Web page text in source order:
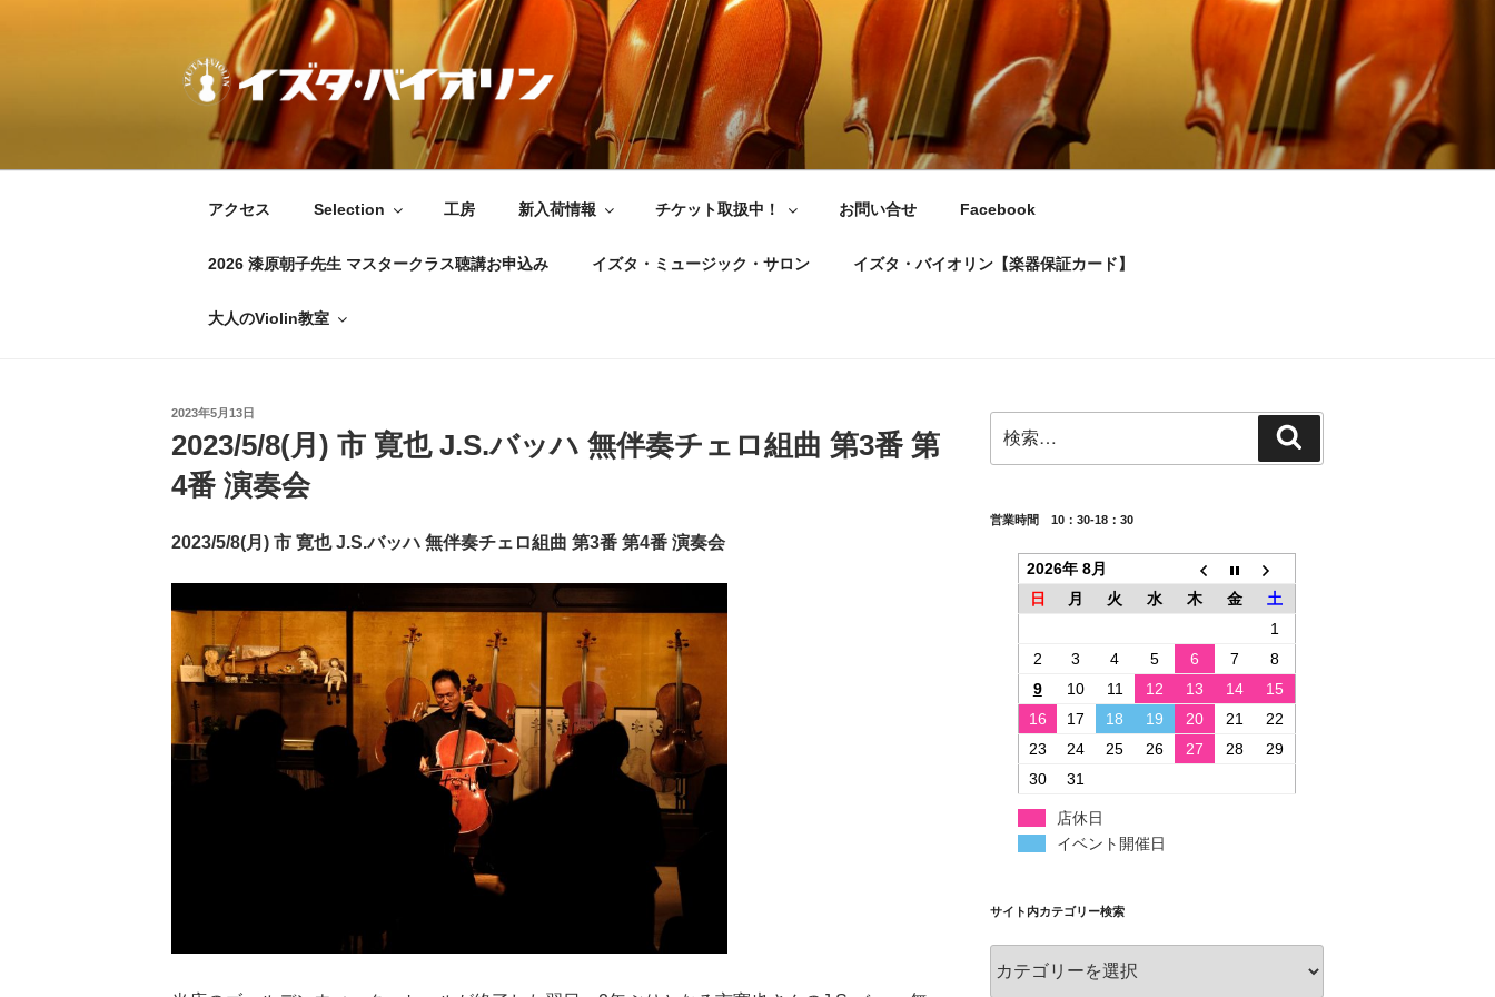
ス
IZUTA-VIOLIN
イズタ・バイオリン
アクセス Selection 工房 新入荷情報 チケット取扱中！ お問い合せ Facebook
2026 漆原朝子先生 マスタークラス聴講お申込み イズタ・ミュージック・サロン イズタ・バイオリン【楽器保証カード】
大人のViolin教室
投
日:
2023年5月13日
2023/5/8(月) 市 寛也 J.S.バッハ 無伴奏チェロ組曲 第3番 第
4番 演奏会
2023/5/8(月) 市 寛也 J.S.バッハ 無伴奏チェロ組曲 第3番 第4番 演奏会
索:
索
営業時間 10：30-18：30
2026年 8月
日
月 火 水 木 金
土
1
2
3 4 5 6 7
8
9
10 11 12 13 14
15
16
17 18 19 20 21
22
23
24 25 26 27 28
29
30
31
店休日
イベント開催日
サイト内カテゴリー検索
イ